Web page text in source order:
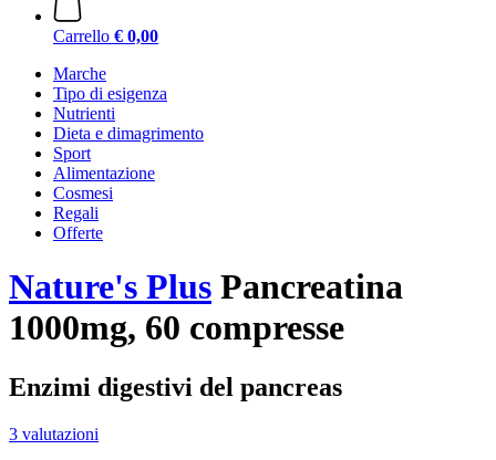
Carrello € 0,00
Marche
Tipo di esigenza
Nutrienti
Dieta e dimagrimento
Sport
Alimentazione
Cosmesi
Regali
Offerte
Nature's Plus Pancreatina
1000mg, 60 compresse
Enzimi digestivi del pancreas
3 valutazioni